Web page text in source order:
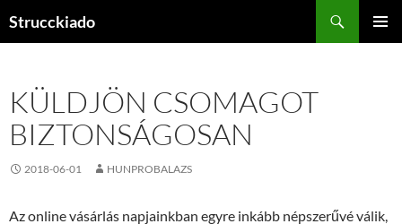
Strucckiado
KÜLDJÖN CSOMAGOT
BIZTONSÁGOSAN
2018-06-01 HUNPROBALAZS
Az online vásárlás napjainkban egyre inkább népszerűvé válik,